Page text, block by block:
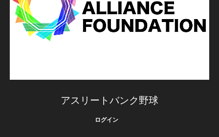
アスリートバンク野球
ログイン